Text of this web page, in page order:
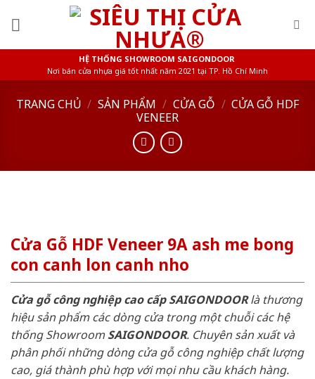
HỆ THỐNG SHOWROOM SAIGONDOOR
Nơi bán cửa nhựa giá tốt nhất năm 2021 tại TP. Hồ Chí Minh
TRANG CHỦ / SẢN PHẨM / CỬA GỖ / CỬA GỖ HDF
VENEER
Cửa Gỗ HDF Veneer 9A ash me bong
con canh lon canh nho
Cửa gỗ công nghiệp cao cấp SAIGONDOORlà thương
hiệu sản phẩm các dòng cửa trong một chuỗi các hệ
thống ShowroomSAIGONDOOR. Chuyên sản xuất và
phân phối những dòng cửa gỗ công nghiệp chất lượng
cao, giá thành phù hợp với mọi nhu cầu khách hàng.